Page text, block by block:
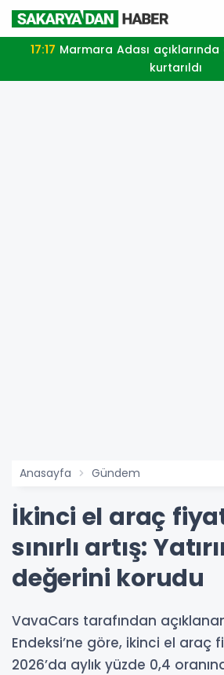
17:17
kurtarıldı
Anasayfa Gündem
İkinci el araç
sınırlı artış:
değerini korudu
VavaCars tarafından
Endeksi’ne göre, ikinci el araç
2026’da aylık yüzde 0,4